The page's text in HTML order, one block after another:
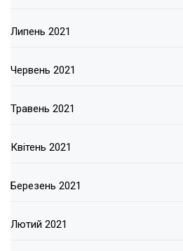
Липень 2021
Червень 2021
Травень 2021
Квітень 2021
Березень 2021
Лютий 2021